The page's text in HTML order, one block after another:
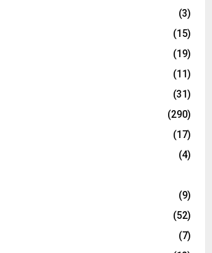
(3)
(15)
(19)
(11)
(31)
(290)
(17)
(4)
(9)
(52)
(7)